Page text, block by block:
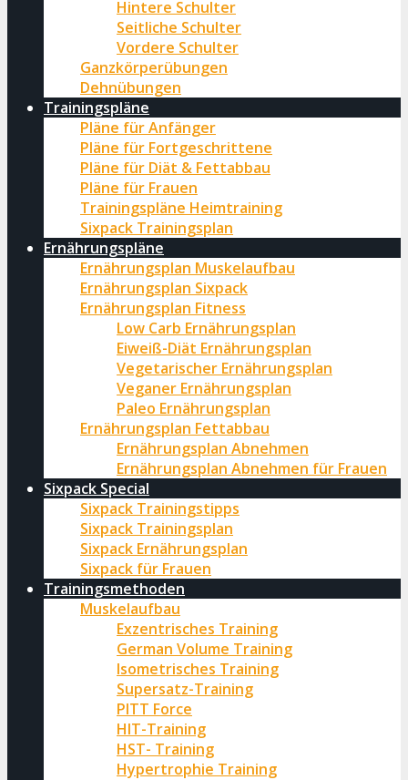
Hintere Schulter
Seitliche Schulter
Vordere Schulter
Ganzkörperübungen
Dehnübungen
Trainingspläne
Pläne für Anfänger
Pläne für Fortgeschrittene
Pläne für Diät & Fettabbau
Pläne für Frauen
Trainingspläne Heimtraining
Sixpack Trainingsplan
Ernährungspläne
Ernährungsplan Muskelaufbau
Ernährungsplan Sixpack
Ernährungsplan Fitness
Low Carb Ernährungsplan
Eiweiß-Diät Ernährungsplan
Vegetarischer Ernährungsplan
Veganer Ernährungsplan
Paleo Ernährungsplan
Ernährungsplan Fettabbau
Ernährungsplan Abnehmen
Ernährungsplan Abnehmen für Frauen
Sixpack Special
Sixpack Trainingstipps
Sixpack Trainingsplan
Sixpack Ernährungsplan
Sixpack für Frauen
Trainingsmethoden
Muskelaufbau
Exzentrisches Training
German Volume Training
Isometrisches Training
Supersatz-Training
PITT Force
HIT-Training
HST- Training
Hypertrophie Training